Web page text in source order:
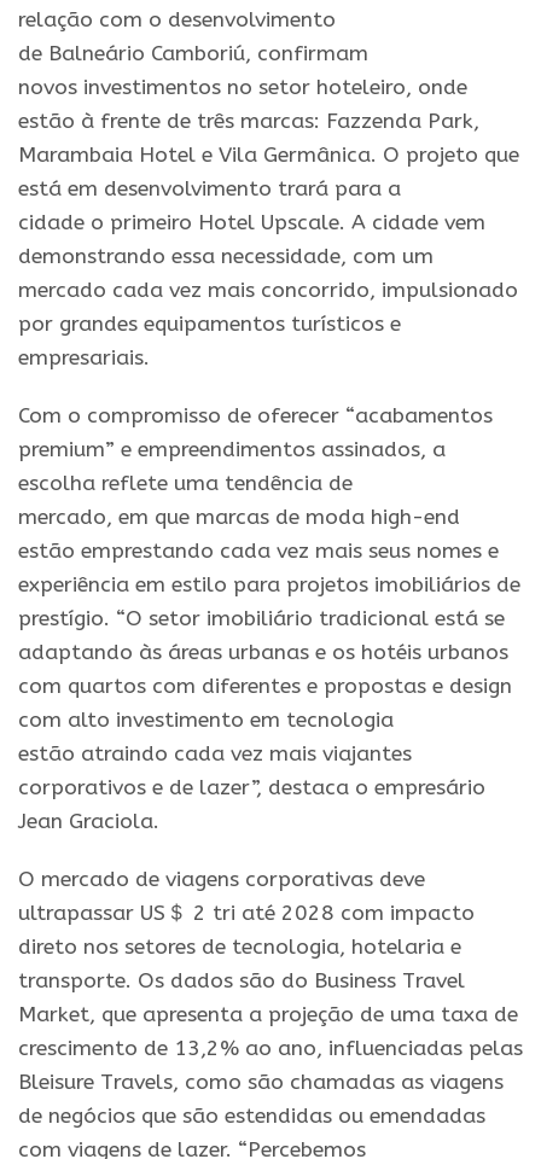
relação com o desenvolvimento
de Balneário Camboriú, confirmam
novos investimentos no setor hoteleiro, onde
estão à frente de três marcas: Fazzenda Park,
Marambaia Hotel e Vila Germânica. O projeto que
está em desenvolvimento trará para a
cidade o primeiro Hotel Upscale. A cidade vem
demonstrando essa necessidade, com um
mercado cada vez mais concorrido, impulsionado
por grandes equipamentos turísticos e
empresariais.
Com o compromisso de oferecer “acabamentos
premium” e empreendimentos assinados, a
escolha reflete uma tendência de
mercado, em que marcas de moda high-end
estão emprestando cada vez mais seus nomes e
experiência em estilo para projetos imobiliários de
prestígio. “O setor imobiliário tradicional está se
adaptando às áreas urbanas e os hotéis urbanos
com quartos com diferentes e propostas e design
com alto investimento em tecnologia
estão atraindo cada vez mais viajantes
corporativos e de lazer”, destaca o empresário
Jean Graciola.
O mercado de viagens corporativas deve
ultrapassar US＄ 2 tri até 2028 com impacto
direto nos setores de tecnologia, hotelaria e
transporte. Os dados são do Business Travel
Market, que apresenta a projeção de uma taxa de
crescimento de 13,2% ao ano, influenciadas pelas
Bleisure Travels, como são chamadas as viagens
de negócios que são estendidas ou emendadas
com viagens de lazer. “Percebemos